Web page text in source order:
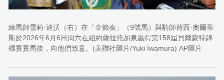
練馬師雪莉·迪沃（右）在「金節奏」（9號馬）與騎師荷西·奧爾蒂
斯於2026年6月6日周六在紐約薩拉托加泉贏得第158屆貝爾蒙特錦
標賽賽馬後，向他們致意。(美聯社圖片/Yuki Iwamura) AP圖片